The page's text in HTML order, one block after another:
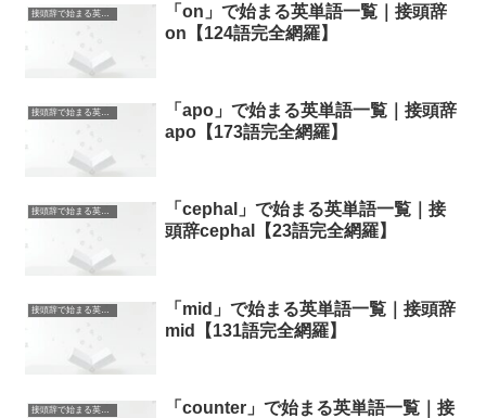
接頭辞で始まる英単語
「on」で始まる英単語一覧｜接頭辞
on【124語完全網羅】
接頭辞で始まる英単語
「apo」で始まる英単語一覧｜接頭辞
apo【173語完全網羅】
接頭辞で始まる英単語
「cephal」で始まる英単語一覧｜接
頭辞cephal【23語完全網羅】
接頭辞で始まる英単語
「mid」で始まる英単語一覧｜接頭辞
mid【131語完全網羅】
接頭辞で始まる英単語
「counter」で始まる英単語一覧｜接